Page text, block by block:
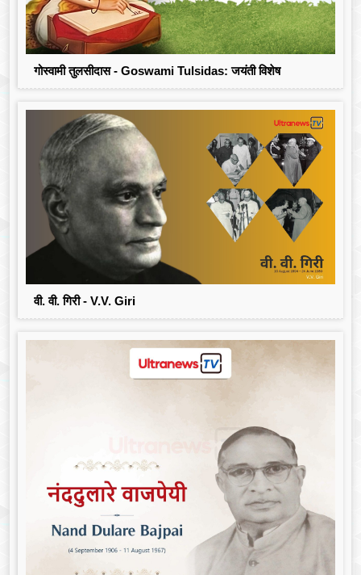
गोस्वामी तुलसीदास - Goswami Tulsidas: जयंती विशेष
वी. वी. गिरी - V.V. Giri